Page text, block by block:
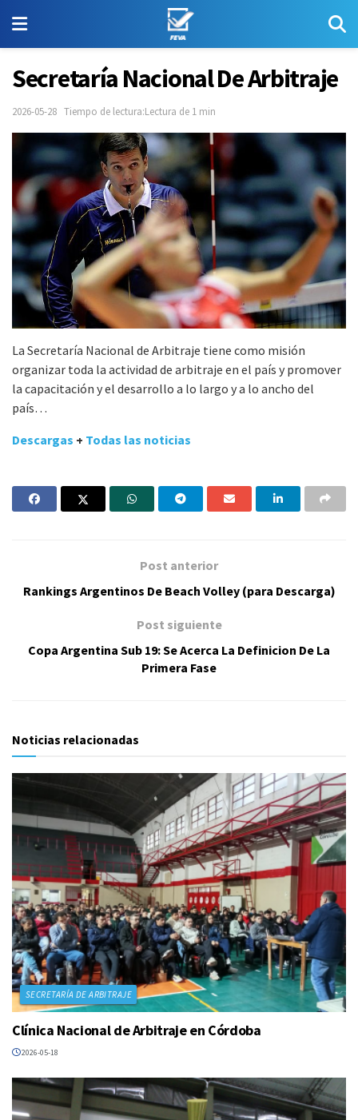
Secretaría Nacional De Arbitraje
2026-05-28 Tiempo de lectura:Lectura de 1 min
La Secretaría Nacional de Arbitraje tiene como misión
organizar toda la actividad de arbitraje en el país y promover
la capacitación y el desarrollo a lo largo y a lo ancho del
país…
Descargas + Todas las noticias
Post anterior
Rankings Argentinos De Beach Volley (para Descarga)
Post siguiente
Copa Argentina Sub 19: Se Acerca La Definicion De La
Primera Fase
Noticias relacionadas
SECRETARÍA DE ARBITRAJE
Clínica Nacional de Arbitraje en Córdoba
2026-05-18